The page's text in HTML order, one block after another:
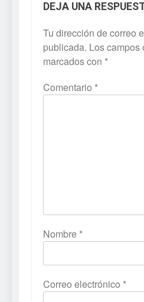
DEJA UNA
Tu dirección de correo
publicada. Los campos
marcados con *
Comentario *
Nombre *
Correo electrónico *